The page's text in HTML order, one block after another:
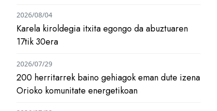
Karela kiroldegia itxita egongo da abuztuaren
17tik 30era
2026/08/04
200 herritarrek baino gehiagok eman dute izena
Orioko komunitate energetikoan
2026/07/29